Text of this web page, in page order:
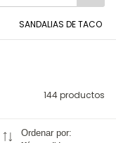
SANDALIAS DE TACO
144 productos
Ordenar por: